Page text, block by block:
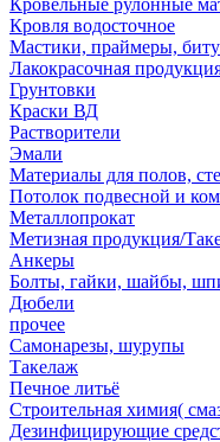
Кровельные рулонные
Кровля водосточное
Мастики, праймеры,
Лакокрасочная
Грунтовки
Краски ВД
Растворители
Эмали
Материалы для полов,
Потолок подвесной и
Металлопрокат
Метизная продукция/
Анкеры
Болты, гайки, шайбы,
Дюбели
прочее
Самонарезы, шурупы
Такелаж
Печное литьё
Строительная химия(
Дезинфицирующие